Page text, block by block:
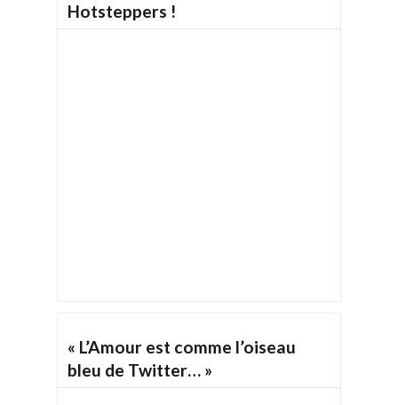
Hotsteppers !
« L’Amour est comme l’oiseau
bleu de Twitter… »